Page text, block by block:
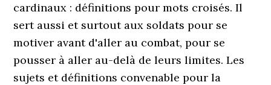
cardinaux : définitions pour mots croisés. Il
sert aussi et surtout aux soldats pour se
motiver avant d'aller au combat, pour se
pousser à aller au-delà de leurs limites. Les
sujets et définitions convenable pour la